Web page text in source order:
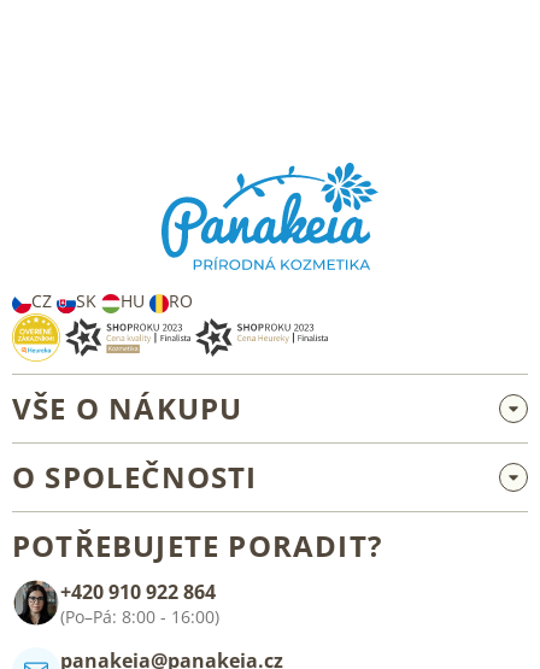
CZ SK HU RO
VŠE O NÁKUPU
Velkoobchod a spolupráce
Všeobecné obchodní podmínky
O SPOLEČNOSTI
Kontakt
POTŘEBUJETE PORADIT?
+420 910 922 864
(Po–Pá: 8:00 - 16:00)
panakeia@panakeia.cz